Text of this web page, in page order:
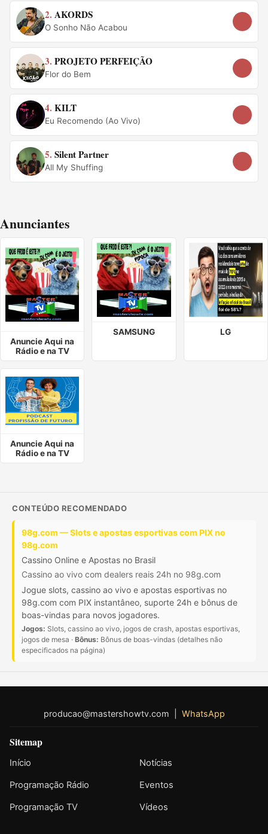
2. AKORDS
O Sonho Não Acabou
3. PROJETO PERFEIÇÃO
Flor do Bem
4. KILT
Eu Recomendo (Ao Vivo)
5. Silent Partner
All My Shuffing
Anunciantes
Anuncie Aqui na
Rádio e na TV
SAMSUNG LG
Anuncie Aqui na
Rádio e na TV
CONTEÚDO RECOMENDADO
98g.com — Slots e apostas esportivas com PIX no
98g.com
Cassino Online e Apostas no Brasil
Cassino ao vivo com dealers reais 24h no 98g.com
Jogue slots, cassino ao vivo e apostas esportivas no
98g.com com PIX instantâneo, suporte 24h e bônus de
boas-vindas para novos jogadores.
Jogos: Slots, cassino ao vivo, jogos de crash, apostas esportivas,
jogos de mesa · Bônus: Bônus de boas-vindas (detalhes não
especificados na página)
producao@mastershowtv.com WhatsApp
Sitemap
Início
Programação Rádio
Programação TV
Notícias
Eventos
Vídeos